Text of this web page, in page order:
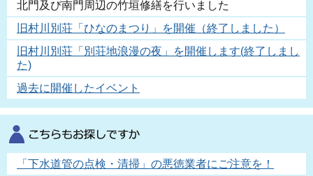
北門及び南門周辺の竹垣修繕を行いました
旧村川別荘「ひなのまつり」を開催（終了しました）
旧村川別荘「別荘地浪漫の夜」を開催します(終了しまし
た)
過去に開催したイベント
「下水道管の点検・清掃」の悪徳業者にご注意を！